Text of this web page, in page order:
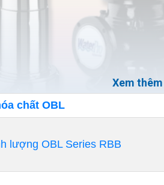
và van hoạt động tốt: Sự
Xem thêm
chất OBL
lượng OBL Series RBB